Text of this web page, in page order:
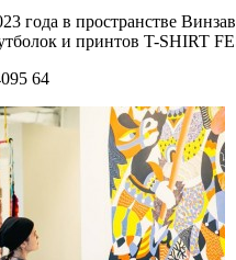
года в пространстве
и принтов T-SHIRT
64